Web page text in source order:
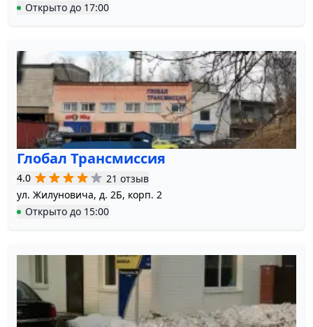
Открыто до 17:00
Глобал Трансмиссия
4.0
21 отзыв
ул. Жилуновича, д. 2Б, корп. 2
Открыто до 15:00